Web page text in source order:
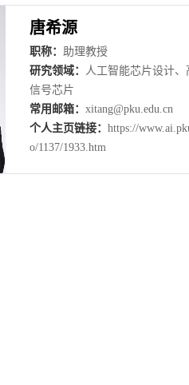
唐希源
职称： 助理教授
研究领域： 人工智能芯片设计
信号芯片
常用邮箱： xitang@pku.edu.cn
个人主页链接： https://
o/1137/1933.htm